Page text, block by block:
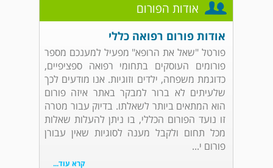
אודות הפורום
אודות פורום רפואה כללי
פורטל "שאל את הרופא" מפעיל למענכם מספר
פורומים העוסקים בתחומי רפואה ספציפיים,
כדוגמת משפחה, ילדים וזוגיות. אנו מודעים לכך
שלעיתים לא ברור למבקר באתר איזה פורום
הוא המתאים ביותר לשאלתו. בדיוק עבור מטרה
זו נועד הפורום הכללי, בו ניתן להעלות שאלות
מכל תחום ולקבל מענה לסוגיות שאין עבורן
פורום י...
קרא עוד...